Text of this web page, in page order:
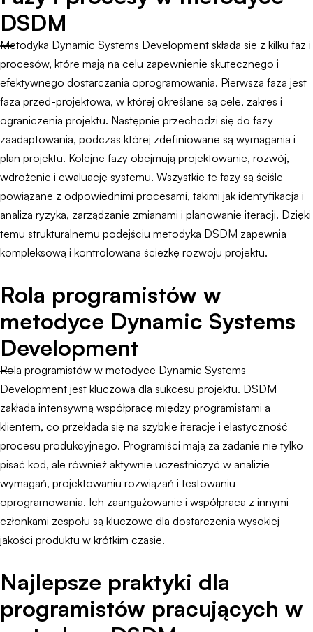
DSDM
Metodyka Dynamic Systems Development składa się z kilku faz i
procesów, które mają na celu zapewnienie skutecznego i
efektywnego dostarczania oprogramowania. Pierwszą fazą jest
faza przed-projektowa, w której określane są cele, zakres i
ograniczenia projektu. Następnie przechodzi się do fazy
zaadaptowania, podczas której zdefiniowane są wymagania i
plan projektu. Kolejne fazy obejmują projektowanie, rozwój,
wdrożenie i ewaluację systemu. Wszystkie te fazy są ściśle
powiązane z odpowiednimi procesami, takimi jak identyfikacja i
analiza ryzyka, zarządzanie zmianami i planowanie iteracji. Dzięki
temu strukturalnemu podejściu metodyka DSDM zapewnia
kompleksową i kontrolowaną ścieżkę rozwoju projektu.
Rola programistów w
metodyce Dynamic Systems
Development
Rola programistów w metodyce Dynamic Systems
Development jest kluczowa dla sukcesu projektu. DSDM
zakłada intensywną współpracę między programistami a
klientem, co przekłada się na szybkie iteracje i elastyczność
procesu produkcyjnego. Programiści mają za zadanie nie tylko
pisać kod, ale również aktywnie uczestniczyć w analizie
wymagań, projektowaniu rozwiązań i testowaniu
oprogramowania. Ich zaangażowanie i współpraca z innymi
członkami zespołu są kluczowe dla dostarczenia wysokiej
jakości produktu w krótkim czasie.
Najlepsze praktyki dla
programistów pracujących w